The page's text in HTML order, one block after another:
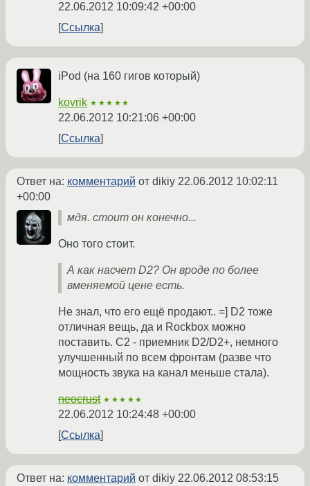
22.06.2012 10:09:42 +00:00
Ссылка
iPod (на 160 гигов который)
kovrik ★★★★★
22.06.2012 10:21:06 +00:00
Ссылка
Ответ на: комментарий от dikiy 22.06.2012 10:02:11
+00:00
мдя. стоит он конечно...
Оно того стоит.
А как насчет D2? Он вроде по более
вменяемой цене есть.
Не знал, что его ещё продают.. =] D2 тоже
отличная вещь, да и Rockbox можно
поставить. C2 - приемник D2/D2+, немного
улучшенный по всем фронтам (разве что
мощность звука на канал меньше стала).
neocrust ★★★★★
22.06.2012 10:24:48 +00:00
Ссылка
Ответ на: комментарий от dikiy 22.06.2012 08:53:15